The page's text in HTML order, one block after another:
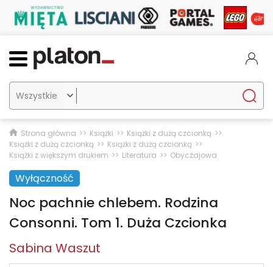

Strona główna Książki
Książki z dużą czcionką
Książki z dużą czcionką
Książki z dużą czcionką
Książki z większym drukiem
Literatura Obyczajowa
Wyłączność
Noc pachnie chlebem. Rodzina
Consonni. Tom 1. Duża Czcionka
Sabina Waszut